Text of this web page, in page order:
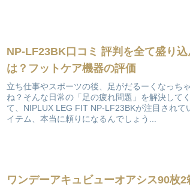
NP-LF23BK口コミ 評判を全て盛り
は？フットケア機器の評価
立ち仕事やスポーツの後、足がだるーくなっち
ね？そんな日常の「足の疲れ問題」を解決して
て、NIPLUX LEG FIT NP-LF23BKが注目されて
イテム、本当に頼りになるんでしょう...
ワンデーアキュビューオアシス90枚2